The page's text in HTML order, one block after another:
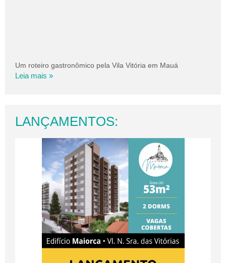
Um roteiro gastronômico pela Vila Vitória em Mauá
Leia mais »
LANÇAMENTOS: